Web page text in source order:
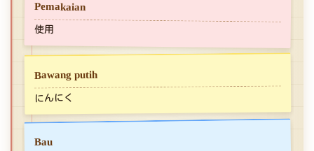
Pemakaian
使用
Bawang putih
にんにく
Bau